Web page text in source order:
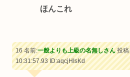
ほんこれ
16 名前:一般よりも上級の名無しさん投稿
10:31:57.93ID:aqcjHIsKd